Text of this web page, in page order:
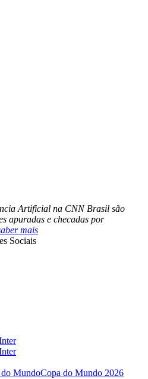
Artificial na CNN Brasil são
apuradas e checadas por
mais
Sociais
MundoCopa do Mundo 2026